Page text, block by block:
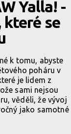
Yalla! -
které se
k tomu, abyste
poháru v
je lidem z
sami nejsou
věděli, že vývoj
jako samotné